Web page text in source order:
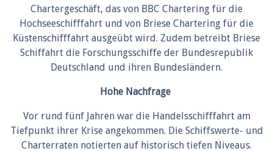
Chartergeschäft, das von BBC Chartering für die
Hochseeschifffahrt und von Briese Chartering für die
Küstenschifffahrt ausgeübt wird. Zudem betreibt Briese
Schiffahrt die Forschungsschiffe der Bundesrepublik
Deutschland und ihren Bundesländern.
Hohe Nachfrage
Vor rund fünf Jahren war die Handelsschifffahrt am
Tiefpunkt ihrer Krise angekommen. Die Schiffswerte- und
Charterraten notierten auf historisch tiefen Niveaus.